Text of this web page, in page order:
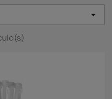
